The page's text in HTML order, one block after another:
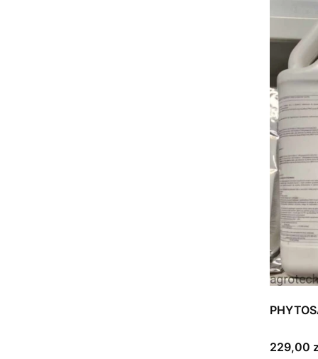
Cena
229,00